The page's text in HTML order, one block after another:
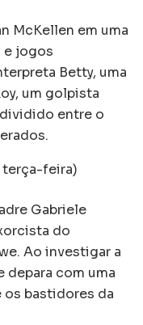
McKellen em uma
e jogos
Betty, uma
um golpista
entre o
terça-feira)
Gabriele
do
Ao investigar a
depara com uma
bastidores da